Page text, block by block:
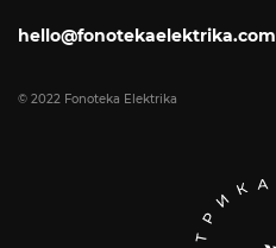
hello@fonotekaelektrika.com
© 2022 Fonoteka Elektrika